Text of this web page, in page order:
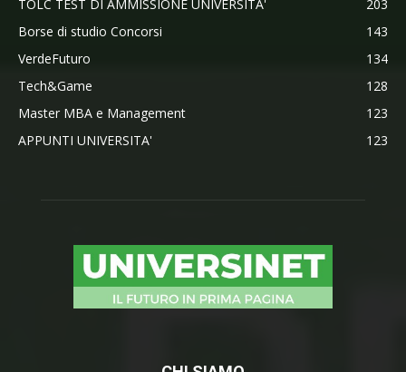
TOLC TEST DI AMMISSIONE UNIVERSITA'
203
Borse di studio Concorsi
143
VerdeFuturo
134
Tech&Game
128
Master MBA e Management
123
APPUNTI UNIVERSITA'
123